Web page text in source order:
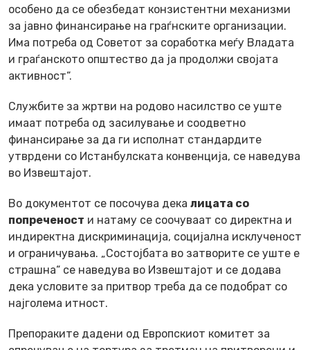
особено да се обезбедат конзистентни механизми
за јавно финансирање на граѓнските организации.
Има потреба од Советот за соработка меѓу Владата
и граѓанското општество да ја продолжи својата
активност“.
Службите за жртви на родово насилство се уште
имаат потреба од засилување и соодветно
финансирање за да ги исполнат стандардите
утврдени со Истанбулската конвенција, се наведува
во Извештајот.
Во документот се посочува дека лицата со
попреченост и натаму се соочуваат со директна и
индиректна дискриминација, социјална исклученост
и ограничувања. „Состојбата во затворите се уште е
страшна“ се наведува во Извештајот и се додава
дека условите за притвор треба да се подобрат со
најголема итност.
Препораките дадени од Европскиот комитет за